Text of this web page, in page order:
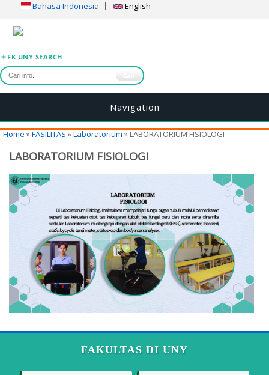
Bahasa Indonesia English
FK UNY SEARCH
Navigation
You are here
Home»FASILITAS»Laboratorium» LABORATORIUM FISIOLOGI
LABORATORIUM FISIOLOGI
FAKULTAS DI UNY